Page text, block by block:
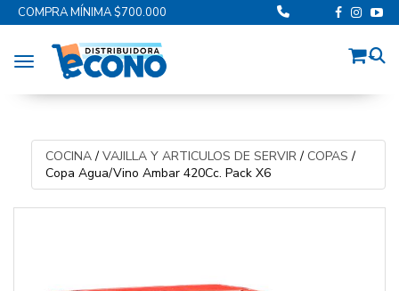
COMPRA MÍNIMA $700.000
Toggle navigation
COCINA/ VAJILLA Y ARTICULOS DE SERVIR/ COPAS /
Copa Agua/Vino Ambar 420Cc. Pack X6